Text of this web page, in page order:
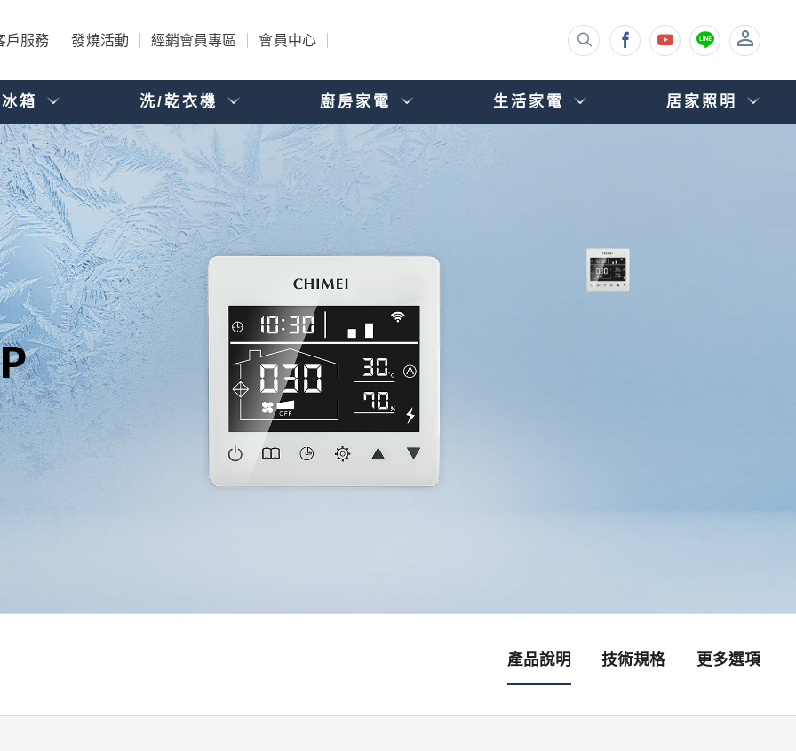
戶服務 發燒活動 經銷會員專區 會員中心
箱 洗/乾衣機 廚房家電 生活家電 居家照明
產品說明 技術規格 更多選項